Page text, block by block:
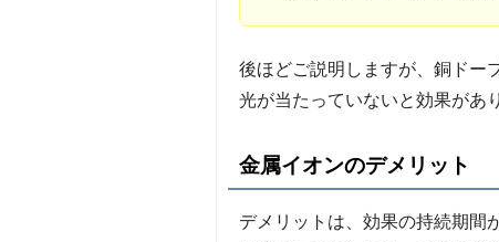
後ほどご説明しますが、銅ドー
光が当たっていないと効果があ
金属イオンのデメリット
デメリットは、効果の持続期間